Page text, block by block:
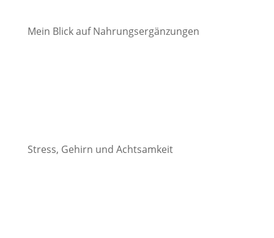
Mein Blick auf Nahrungsergänzungen
Stress, Gehirn und Achtsamkeit